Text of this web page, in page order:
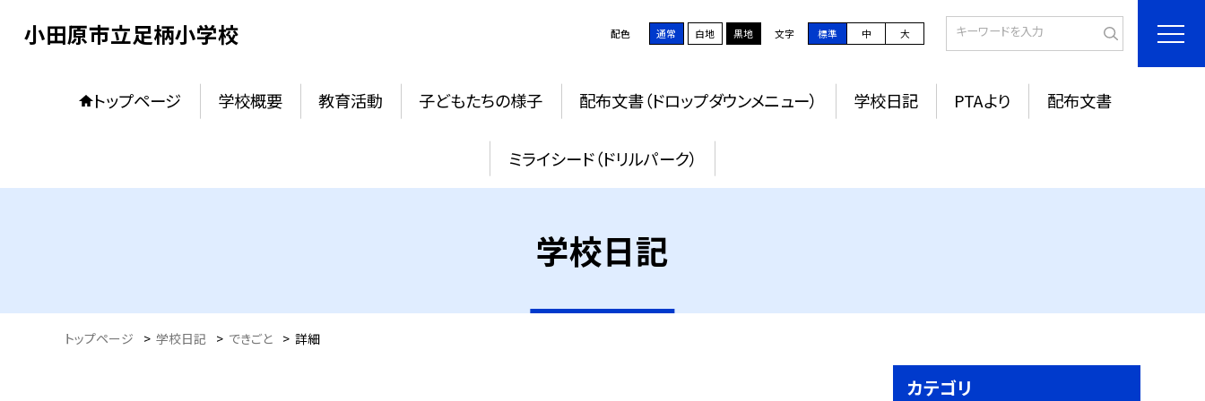
小田原市立足柄小学校 配色 通常 白地 黒地 文字 標準 中 大
トップページ 学校概要 教育活動 子どもたちの様子 配布文書（ドロップダウンメニュー） 学校日記 PTAより 配布文書
ミライシード（ドリルパーク）
学校日記
トップページ > 学校日記 > できごと > 詳細
カテゴリ